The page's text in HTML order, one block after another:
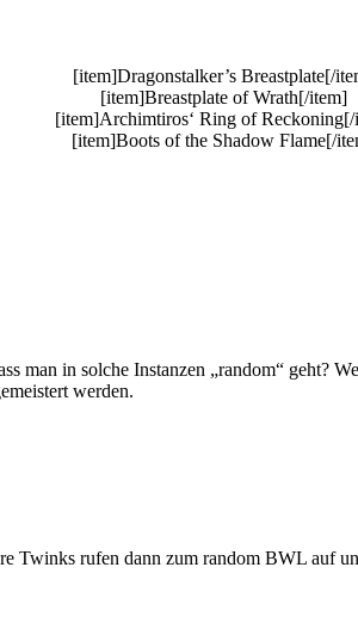
[item]Dragonstalker’s Breastplate[/
[item]Breastplate of Wrath[/item]
[item]Archimtiros‘ Ring of Reckoning[/
[item]Boots of the Shadow Flame[/
man in solche Instanzen „random“ geht?
werden.
Twinks rufen dann zum random BWL auf